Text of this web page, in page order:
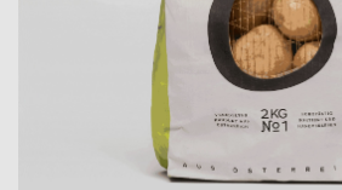
selbst ist aus stabilem,
Naturpapier und mit einer
verschlossen. Für
dem kräftigen Hellgrün der
grafischen Besonderheiten in
Form. Vollendet wird der